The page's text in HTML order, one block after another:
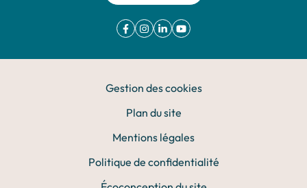
Facebook
(ouverture dans un nouvel onglet)
Instagram
(ouverture dans un nouvel onglet)
Linkedin
(ouverture dans un nouvel onglet)
YouTube
(ouverture dans un nouvel
Gestion des cookies
Plan du site
Mentions légales
Politique de confidentialité